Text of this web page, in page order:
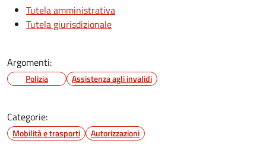
Tutela amministrativa
Tutela giurisdizionale
Argomenti:
Polizia Assistenza agli invalidi
Categorie:
Mobilità e trasporti
Autorizzazioni